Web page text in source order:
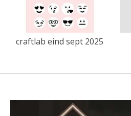
craftlab eind sept 2025